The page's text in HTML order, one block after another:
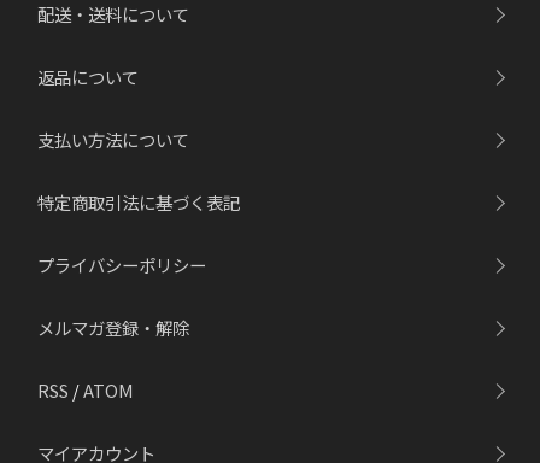
配送・送料について
返品について
支払い方法について
特定商取引法に基づく表記
プライバシーポリシー
メルマガ登録・解除
RSS /ATOM
マイアカウント